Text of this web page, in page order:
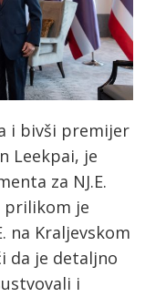
i bivši premijer
Leekpai, je
za NJ.E.
prilikom je
na Kraljevskom
da je detaljno
i